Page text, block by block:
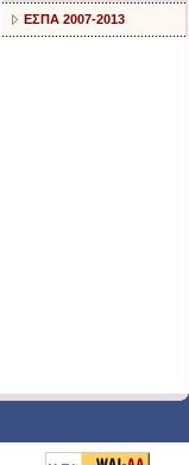
ΕΣΠΑ 2007-2013